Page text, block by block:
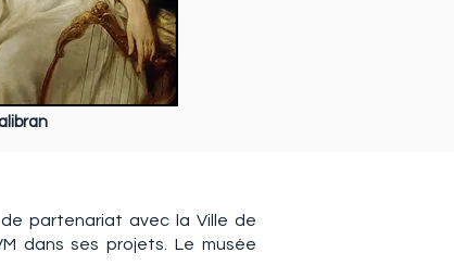
partenariat avec la Ville de
dans ses projets. Le musée